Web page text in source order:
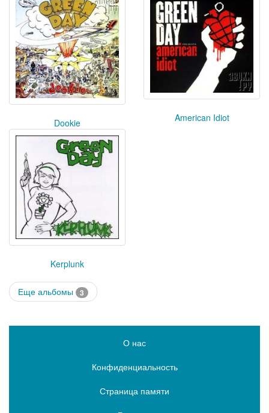
Dookie American Idiot
Kerplunk
Еще альбомы 3
О нас
Конфиденциальность
Страница памяти